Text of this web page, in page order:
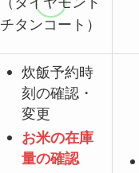
チタンコート）
炊飯予約時
刻の確認・
変更
お米の在庫
量の確認